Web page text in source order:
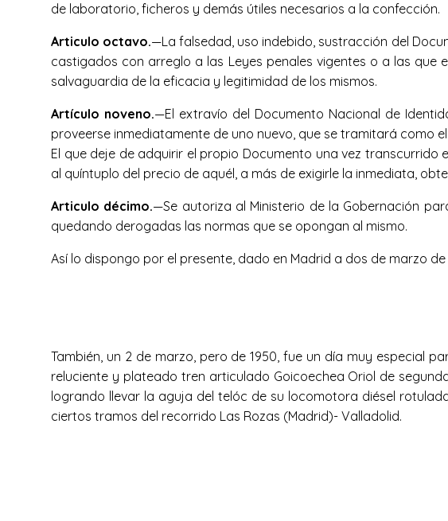
de laboratorio, ficheros y demás útiles necesarios a la confección.
Articulo octavo.—La falsedad, uso indebido, sustracción del
castigados con arreglo a las Leyes penales vigentes o a las que
salvaguardia de la eficacia y legitimidad de los mismos.
Artículo noveno.—El extravío del Documento Nacional de
proveerse inmediatamente de uno nuevo, que se tramitará como
El que deje de adquirir el propio Documento una vez
al quíntuplo del precio de aquél, a más de exigirle la inmediata,
Articulo décimo.—Se autoriza al Ministerio de la Gobernación
quedando derogadas las normas que se opongan al mismo.
Así lo dispongo por el presente, dado en Madrid a dos de marzo
También, un 2 de marzo, pero de 1950, fue un día muy especial
reluciente y plateado tren articulado Goicoechea Oriol de
logrando llevar la aguja del telóc de su locomotora diésel
ciertos tramos del recorrido Las Rozas (Madrid)- Valladolid.